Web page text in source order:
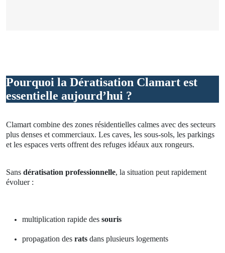
Pourquoi la Dératisation Clamart est
essentielle aujourd’hui ?
Clamart combine des zones résidentielles calmes avec des secteurs
plus denses et commerciaux. Les caves, les sous-sols, les parkings
et les espaces verts offrent des refuges idéaux aux rongeurs.
Sans dératisation professionnelle, la situation peut rapidement
évoluer :
multiplication rapide des souris
propagation des rats dans plusieurs logements